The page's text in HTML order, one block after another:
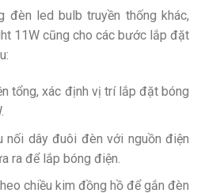
đèn led bulb truyền thống khác,
11W cũng cho các bước lắp đặt
tổng, xác định vị trí lắp đặt bóng
nối dây đuôi đèn với nguồn điện
ra để lắp bóng điện.
chiều kim đồng hồ để gắn đèn